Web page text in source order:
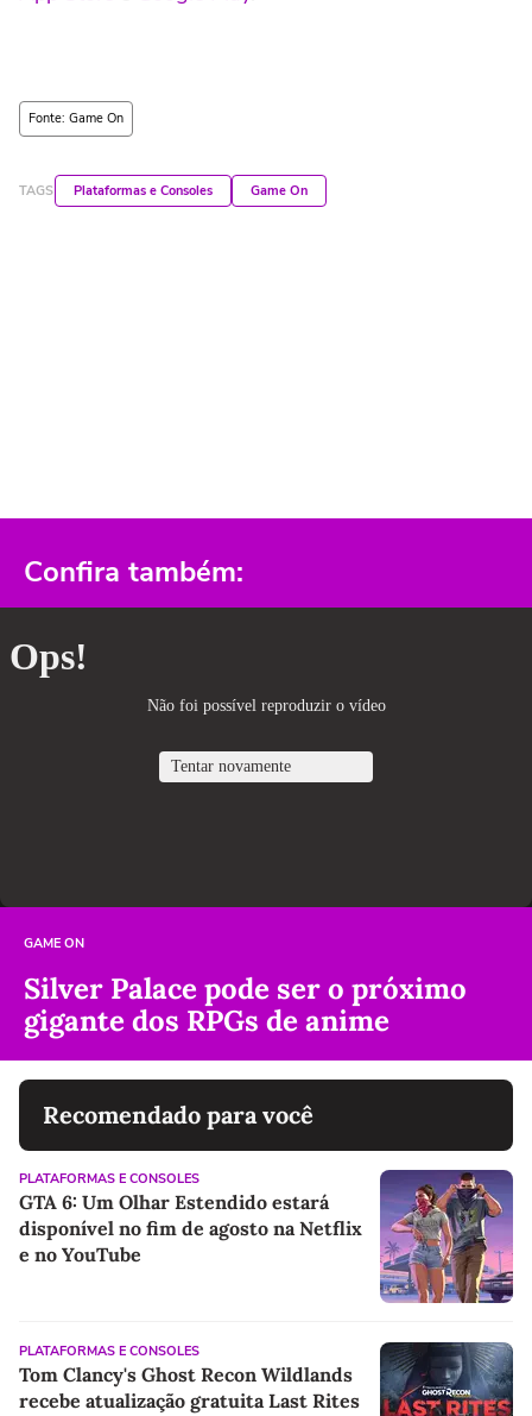
Fonte: Game On
TAGS Plataformas e Consoles Game On
Confira também:
GAME ON
Silver Palace pode ser o próximo
gigante dos RPGs de anime
Recomendado para você
PLATAFORMAS E CONSOLES
GTA 6: Um Olhar Estendido estará
disponível no fim de agosto na Netflix
e no YouTube
PLATAFORMAS E CONSOLES
Tom Clancy's Ghost Recon Wildlands
recebe atualização gratuita Last Rites